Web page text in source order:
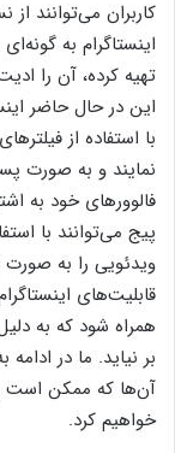
کاربران می‌توانند
اینستاگرام به
تهیه کرده، آن را
این در حال حاضر
با استفاده از
نمایند و به صورت
فالوورهای خود به
پیج می‌توانند با
ویدئویی را به صورت
قابلیت‌های
همراه شود که به
بر نیاید. ما در
آن‌ها که ممکن است
خواهیم کرد.